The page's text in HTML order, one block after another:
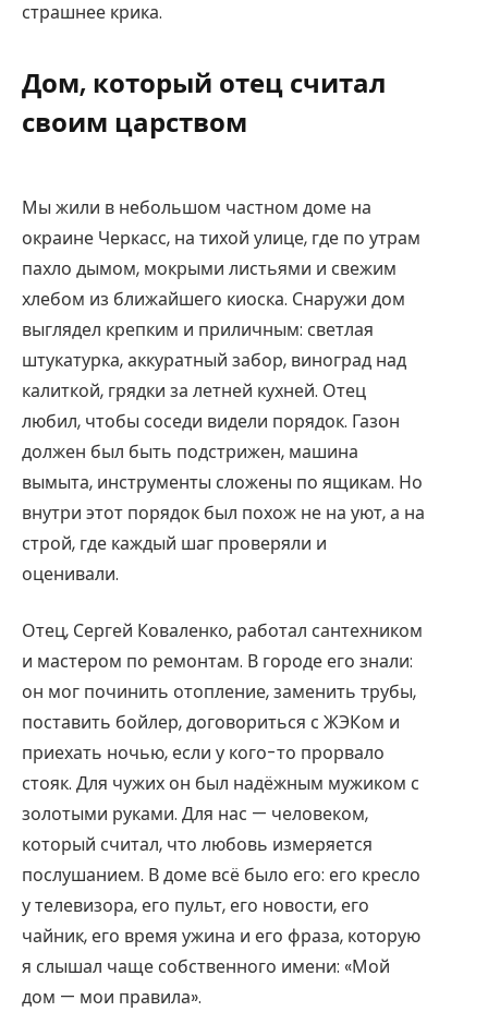
страшнее крика.
Дом, который отец считал
своим царством
Мы жили в небольшом частном доме на
окраине Черкасс, на тихой улице, где по утрам
пахло дымом, мокрыми листьями и свежим
хлебом из ближайшего киоска. Снаружи дом
выглядел крепким и приличным: светлая
штукатурка, аккуратный забор, виноград над
калиткой, грядки за летней кухней. Отец
любил, чтобы соседи видели порядок. Газон
должен был быть подстрижен, машина
вымыта, инструменты сложены по ящикам. Но
внутри этот порядок был похож не на уют, а на
строй, где каждый шаг проверяли и
оценивали.
Отец, Сергей Коваленко, работал сантехником
и мастером по ремонтам. В городе его знали:
он мог починить отопление, заменить трубы,
поставить бойлер, договориться с ЖЭКом и
приехать ночью, если у кого-то прорвало
стояк. Для чужих он был надёжным мужиком с
золотыми руками. Для нас — человеком,
который считал, что любовь измеряется
послушанием. В доме всё было его: его кресло
у телевизора, его пульт, его новости, его
чайник, его время ужина и его фраза, которую
я слышал чаще собственного имени: «Мой
дом — мои правила».